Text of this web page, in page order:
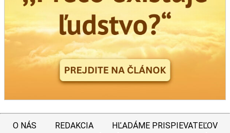
O NÁS REDAKCIA
HĽADÁME PRISPIEVATEĽOV